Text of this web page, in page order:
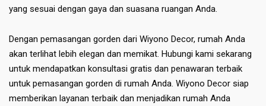
yang sesuai dengan gaya dan suasana ruangan Anda.
Dengan pemasangan gorden dari Wiyono Decor, rumah Anda
akan terlihat lebih elegan dan memikat. Hubungi kami sekarang
untuk mendapatkan konsultasi gratis dan penawaran terbaik
untuk pemasangan gorden di rumah Anda. Wiyono Decor siap
memberikan layanan terbaik dan menjadikan rumah Anda